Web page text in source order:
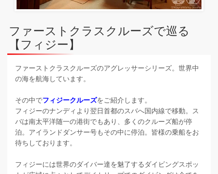
ファーストクラスクルーズで巡る
【フィジー】
ファーストクラスクルーズのアグレッサーシリーズ。世界中
の海を航海しています。
その中でフィジークルーズをご紹介します。
フィジーのナンディより翌日首都のスバへ国内線で移動。ス
バは南太平洋随一の港街でもあり、多くのクルーズ船が停
泊。アイランドダンサー号もその中に停泊。皆様の乗船をお
待ちしております。
フィジーには世界のダイバー達を魅了するダイビングスポッ